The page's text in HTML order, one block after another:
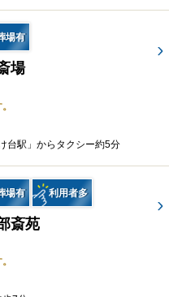
費用など）諸条件により変
料金がかかります。
見積るためには、人数・場
葬儀社と擦り合わせること
問合せください。
場有
場
台駅」からタクシー約5分
場有 利用者多
斎苑